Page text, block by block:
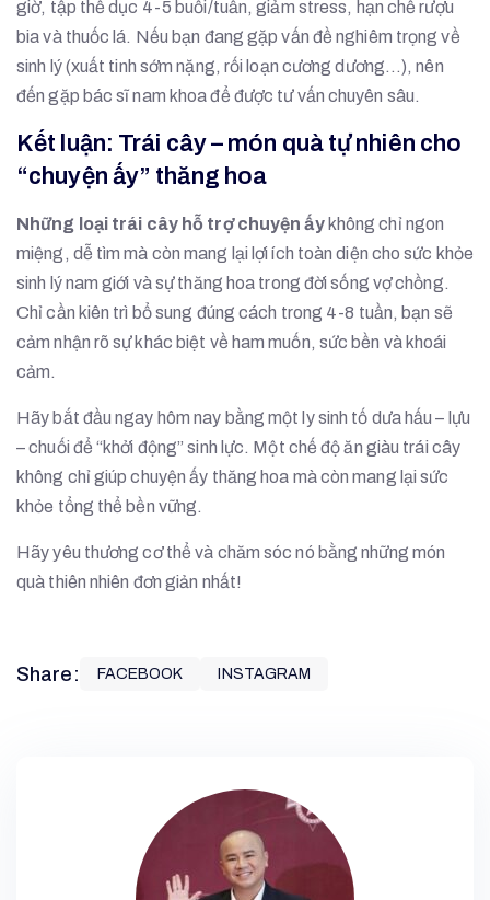
giờ, tập thể dục 4-5 buổi/tuần, giảm stress, hạn chế rượu
bia và thuốc lá. Nếu bạn đang gặp vấn đề nghiêm trọng về
sinh lý (xuất tinh sớm nặng, rối loạn cương dương…), nên
đến gặp bác sĩ nam khoa để được tư vấn chuyên sâu.
Kết luận: Trái cây – món quà tự nhiên cho
“chuyện ấy” thăng hoa
Những loại trái cây hỗ trợ chuyện ấykhông chỉ ngon
miệng, dễ tìm mà còn mang lại lợi ích toàn diện cho sức khỏe
sinh lý nam giới và sự thăng hoa trong đời sống vợ chồng.
Chỉ cần kiên trì bổ sung đúng cách trong 4-8 tuần, bạn sẽ
cảm nhận rõ sự khác biệt về ham muốn, sức bền và khoái
cảm.
Hãy bắt đầu ngay hôm nay bằng một ly sinh tố dưa hấu – lựu
– chuối để “khởi động” sinh lực. Một chế độ ăn giàu trái cây
không chỉ giúp chuyện ấy thăng hoa mà còn mang lại sức
khỏe tổng thể bền vững.
Hãy yêu thương cơ thể và chăm sóc nó bằng những món
quà thiên nhiên đơn giản nhất!
Share: FACEBOOK INSTAGRAM